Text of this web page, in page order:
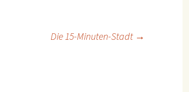
Die 15-Minuten-Stadt →